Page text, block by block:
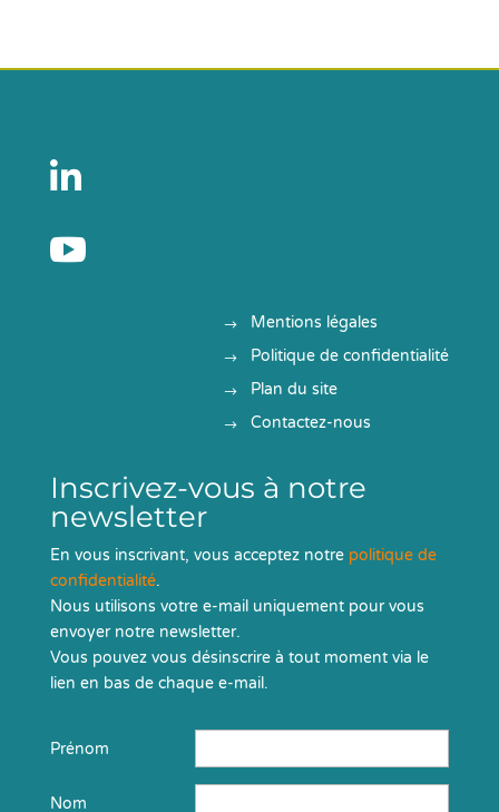


Mentions légales
Politique de confidentialité
Plan du site
Contactez-nous
Inscrivez-vous à notre
newsletter
En vous inscrivant, vous acceptez notre politique de
confidentialité.
Nous utilisons votre e-mail uniquement pour vous
envoyer notre newsletter.
Vous pouvez vous désinscrire à tout moment via le
lien en bas de chaque e-mail.
Prénom
Nom